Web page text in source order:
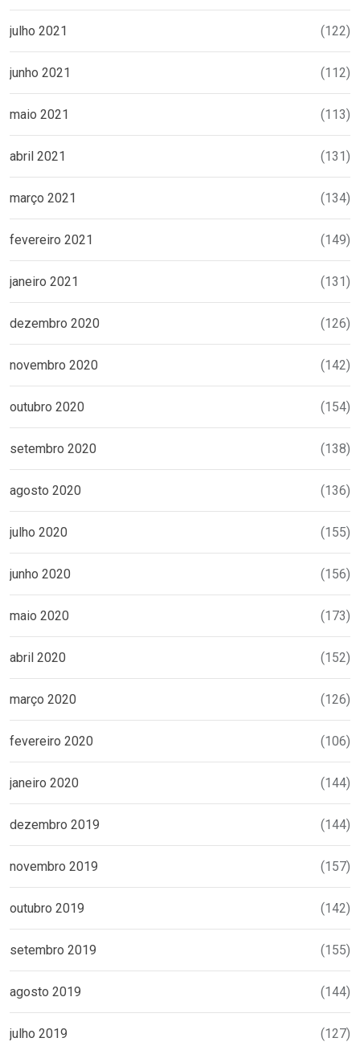
julho 2021 (122)
junho 2021 (112)
maio 2021 (113)
abril 2021 (131)
março 2021 (134)
fevereiro 2021 (149)
janeiro 2021 (131)
dezembro 2020 (126)
novembro 2020 (142)
outubro 2020 (154)
setembro 2020 (138)
agosto 2020 (136)
julho 2020 (155)
junho 2020 (156)
maio 2020 (173)
abril 2020 (152)
março 2020 (126)
fevereiro 2020 (106)
janeiro 2020 (144)
dezembro 2019 (144)
novembro 2019 (157)
outubro 2019 (142)
setembro 2019 (155)
agosto 2019 (144)
julho 2019 (127)